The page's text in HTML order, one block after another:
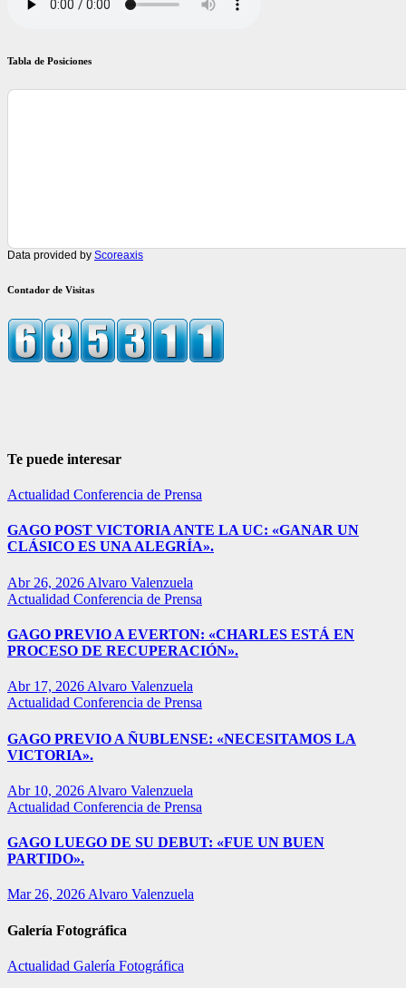
Tabla de Posiciones
Data provided by Scoreaxis
Contador de Visitas
Te puede interesar
Actualidad Conferencia de Prensa
GAGO POST VICTORIA ANTE LA UC: «GANAR UN
CLÁSICO ES UNA ALEGRÍA».
Abr 26, 2026 Alvaro Valenzuela
Actualidad Conferencia de Prensa
GAGO PREVIO A EVERTON: «CHARLES ESTÁ EN
PROCESO DE RECUPERACIÓN».
Abr 17, 2026 Alvaro Valenzuela
Actualidad Conferencia de Prensa
GAGO PREVIO A ÑUBLENSE: «NECESITAMOS LA
VICTORIA».
Abr 10, 2026 Alvaro Valenzuela
Actualidad Conferencia de Prensa
GAGO LUEGO DE SU DEBUT: «FUE UN BUEN
PARTIDO».
Mar 26, 2026 Alvaro Valenzuela
Galería Fotográfica
Actualidad Galería Fotográfica